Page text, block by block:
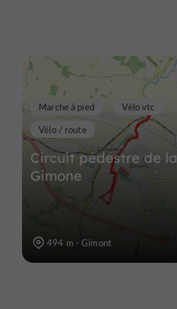
Circuit pédestre de la
Gimone
Marche à pied
Vélo vtc
Vélo / route
494 m - Gimont